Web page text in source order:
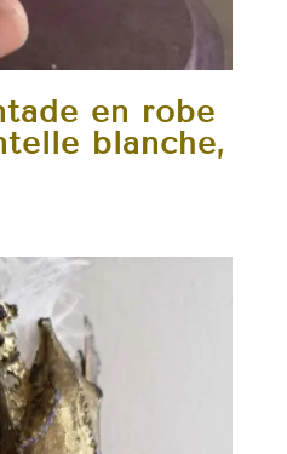
en robe
blanche,